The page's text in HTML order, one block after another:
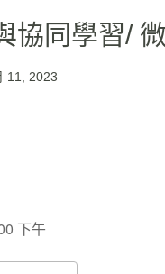
協同學習/
11, 2023
下午